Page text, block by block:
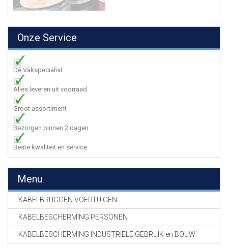
Onze Service
Dè Vakspecialist
Alles leveren uit voorraad
Groot assortiment
Bezorgen binnen 2 dagen
Beste kwaliteit en service
Menu
KABELBRUGGEN VOERTUIGEN
KABELBESCHERMING PERSONEN
KABELBESCHERMING INDUSTRIELE GEBRUIK en BOUW